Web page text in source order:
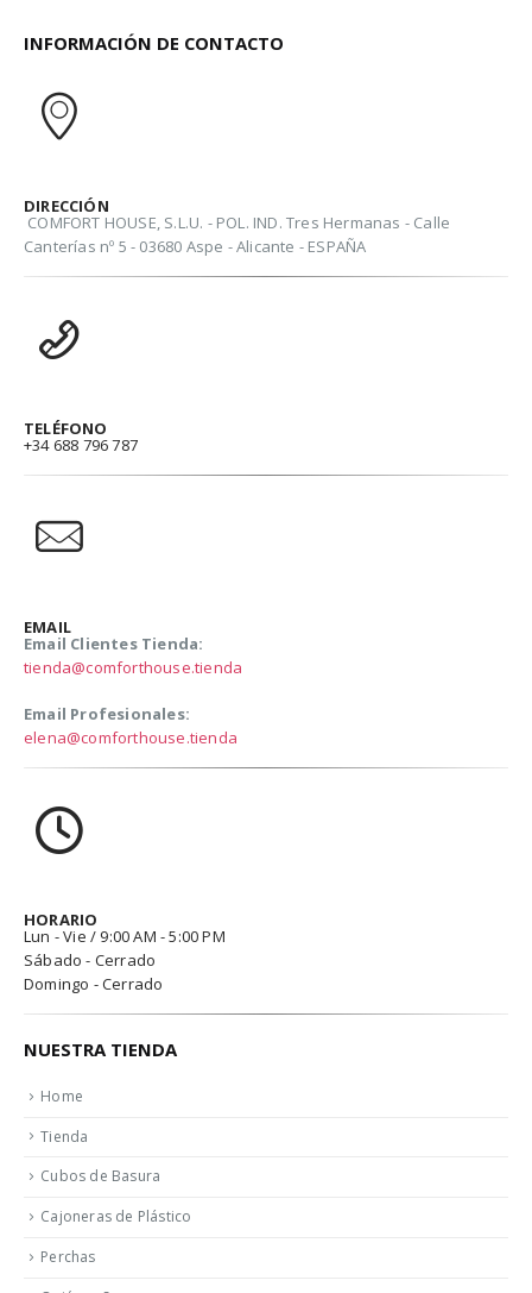
INFORMACIÓN DE CONTACTO
DIRECCIÓN
COMFORT HOUSE, S.L.U. - POL. IND. Tres Hermanas - Calle
Canterías nº 5 - 03680 Aspe - Alicante - ESPAÑA
TELÉFONO
+34 688 796 787
EMAIL
Email Clientes Tienda:
tienda@comforthouse.tienda
Email Profesionales:
elena@comforthouse.tienda
HORARIO
Lun - Vie / 9:00 AM - 5:00 PM
Sábado - Cerrado
Domingo - Cerrado
NUESTRA TIENDA
Home
Tienda
Cubos de Basura
Cajoneras de Plástico
Perchas